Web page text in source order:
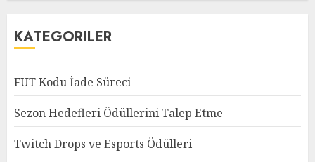
KATEGORILER
FUT Kodu İade Süreci
Sezon Hedefleri Ödüllerini Talep Etme
Twitch Drops ve Esports Ödülleri